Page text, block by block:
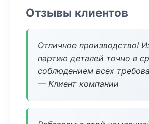
Отзывы клиентов
Отличное производство!
партию деталей точно в
соблюдением всех
— Клиент компании